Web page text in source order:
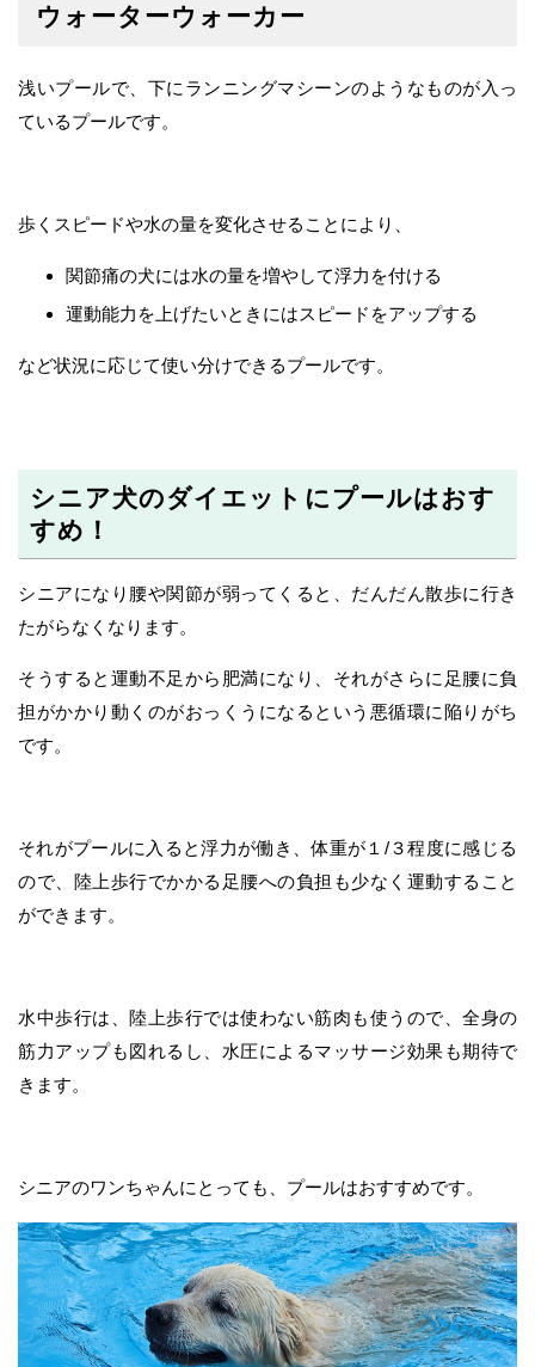
ウォーターウォーカー
浅いプールで、下にランニングマシーンのようなものが入っ
ているプールです。
歩くスピードや水の量を変化させることにより、
関節痛の犬には水の量を増やして浮力を付ける
運動能力を上げたいときにはスピードをアップする
など状況に応じて使い分けできるプールです。
シニア犬のダイエットにプールはおす
すめ！
シニアになり腰や関節が弱ってくると、だんだん散歩に行き
たがらなくなります。
そうすると運動不足から肥満になり、それがさらに足腰に負
担がかかり動くのがおっくうになるという悪循環に陥りがち
です。
それがプールに入ると浮力が働き、体重が１/３程度に感じる
ので、陸上歩行でかかる足腰への負担も少なく運動すること
ができます。
水中歩行は、陸上歩行では使わない筋肉も使うので、全身の
筋力アップも図れるし、水圧によるマッサージ効果も期待で
きます。
シニアのワンちゃんにとっても、プールはおすすめです。